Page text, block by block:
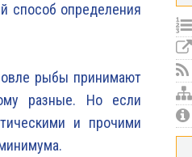
способ определения
рыбы принимают
разные. Но если
и прочими